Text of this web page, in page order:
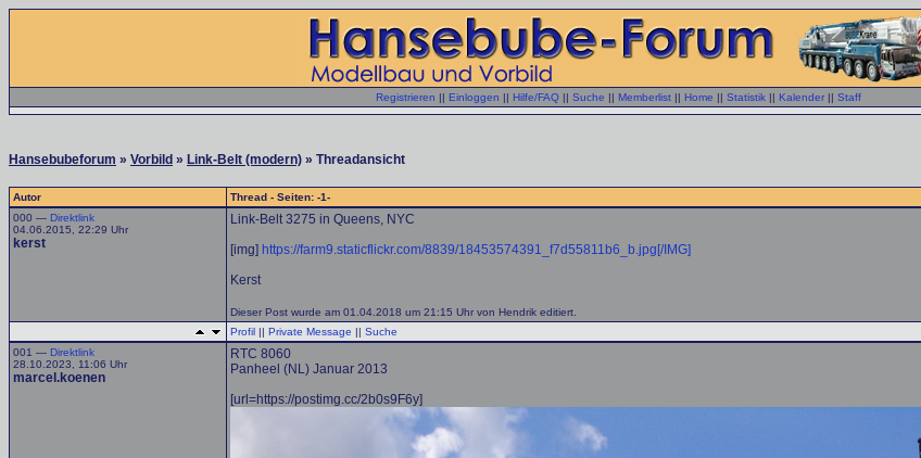
Registrieren || Einloggen || Hilfe/FAQ || Suche || Memberlist || Home || Statistik || Kalender || Staff
Hansebubeforum » Vorbild » Link-Belt (modern) » Threadansicht
Autor
Thread - Seiten: -1-
000 — Direktlink
04.06.2015, 22:29 Uhr
kerst
Link-Belt 3275 in Queens, NYC
[img] https://farm9.staticflickr.com/8839/18453574391_f7d55811b6_b.jpg[/IMG]
Kerst
Dieser Post wurde am 01.04.2018 um 21:15 Uhr von Hendrik editiert.
Profil || Private Message || Suche
001 — Direktlink
28.10.2023, 11:06 Uhr
marcel.koenen
RTC 8060
Panheel (NL) Januar 2013
[url=https://postimg.cc/2b0s9F6y]